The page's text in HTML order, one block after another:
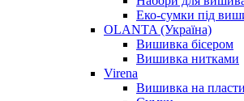
Еко-сумки під
OLANTA (Україна)
Вишивка бісером
Вишивка нитками
Virena
Вишивка на